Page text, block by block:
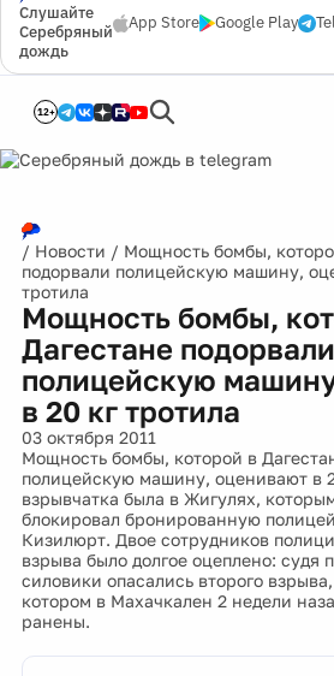
Слушайте
Серебряный
дождь
App Store Google Play
12+
/ Новости / Мощность бомбы,
подорвали полицейскую машину,
тротила
Мощность бомбы,
Дагестане подорвали
полицейскую
в 20 кг тротила
03 октября 2011
Мощность бомбы, которой в
полицейскую машину, оценивают в
взрывчатка была в Жигулях,
блокировал бронированную
Кизилюрт. Двое сотрудников
взрыва было долгое оцеплено: судя
силовики опасались второго
котором в Махачкален 2 недели
ранены.